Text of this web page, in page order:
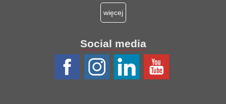
więcej
Social media